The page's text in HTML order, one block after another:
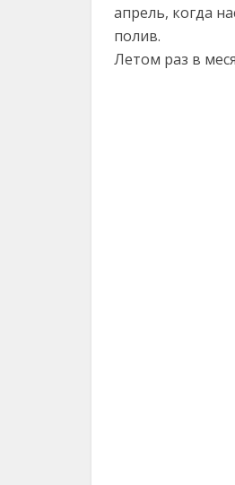
апрель, когда
полив.
Летом раз в